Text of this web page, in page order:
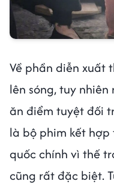
Về phần diễn xuất
lên sóng, tuy
ăn điểm tuyệt đối
là bộ phim kết
quốc chính vì thế
cũng rất đặc biệt.